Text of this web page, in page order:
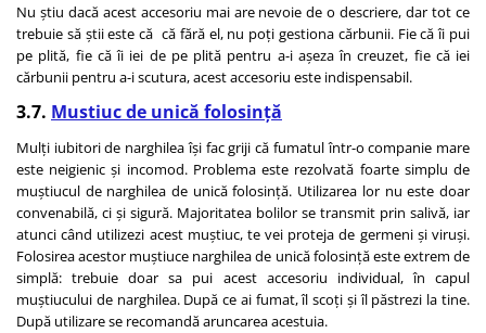
Nu știu dacă acest accesoriu mai are nevoie de o descriere, dar tot ce
trebuie să știi este că că fără el, nu poți gestiona cărbunii. Fie că îi pui
pe plită, fie că îi iei de pe plită pentru a-i așeza în creuzet, fie că iei
cărbunii pentru a-i scutura, acest accesoriu este indispensabil.
3.7. Mustiuc de unică folosință
Mulți iubitori de narghilea își fac griji că fumatul într-o companie mare
este neigienic și incomod. Problema este rezolvată foarte simplu de
muștiucul de narghilea de unică folosință. Utilizarea lor nu este doar
convenabilă, ci și sigură. Majoritatea bolilor se transmit prin salivă, iar
atunci când utilizezi acest muștiuc, te vei proteja de germeni și viruși.
Folosirea acestor muștiuce narghilea de unică folosință este extrem de
simplă: trebuie doar sa pui acest accesoriu individual, în capul
muștiucului de narghilea. După ce ai fumat, îl scoți și îl păstrezi la tine.
După utilizare se recomandă aruncarea acestuia.